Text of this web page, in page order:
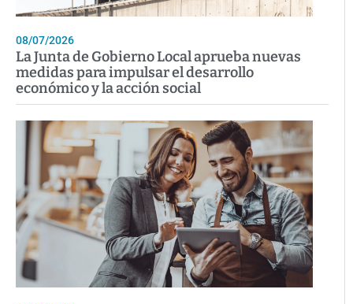
08/07/2026
La Junta de Gobierno Local aprueba nuevas
medidas para impulsar el desarrollo
económico y la acción social